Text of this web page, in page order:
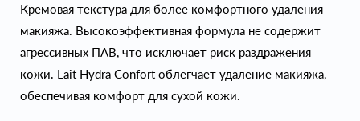
Кремовая текстура для более комфортного удаления
макияжа. Высокоэффективная формула не содержит
агрессивных ПАВ, что исключает риск раздражения
кожи. Lait Hydra Confort облегчает удаление макияжа,
обеспечивая комфорт для сухой кожи.